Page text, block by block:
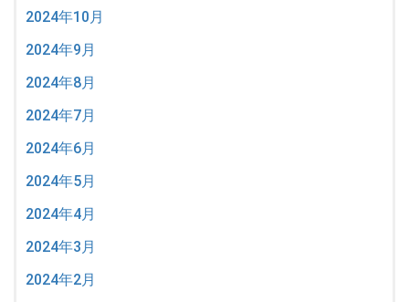
2024年10月
2024年9月
2024年8月
2024年7月
2024年6月
2024年5月
2024年4月
2024年3月
2024年2月